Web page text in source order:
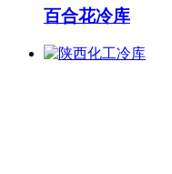
百合花冷库